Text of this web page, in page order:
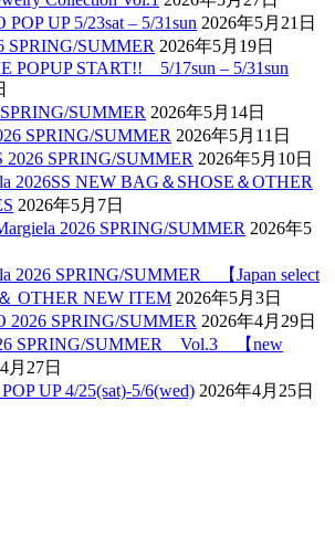
UP 5/23sat – 5/31sun 2026年5月21日
SPRING/SUMMER 2026年5月19日
POPUP START!! 5/17sun – 5/31sun
SUMMER 2026年5月14日
SPRING/SUMMER 2026年5月11日
2026 SPRING/SUMMER 2026年5月10日
2026SS NEW BAG＆SHOSE＆OTHER
2026年5月7日
2026 SPRING/SUMMER 2026年5
2026 SPRING/SUMMER 【Japan select
OTHER NEW ITEM 2026年5月3日
2026 SPRING/SUMMER 2026年4月29日
SPRING/SUMMER Vol.3 【new
月27日
UP 4/25(sat)-5/6(wed) 2026年4月25日